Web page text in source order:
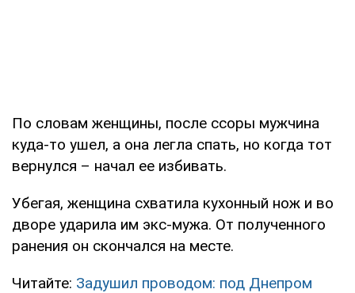
По словам женщины, после ссоры мужчина
куда-то ушел, а она легла спать, но когда тот
вернулся – начал ее избивать.
Убегая, женщина схватила кухонный нож и во
дворе ударила им экс-мужа. От полученного
ранения он скончался на месте.
Читайте: Задушил проводом: под Днепром